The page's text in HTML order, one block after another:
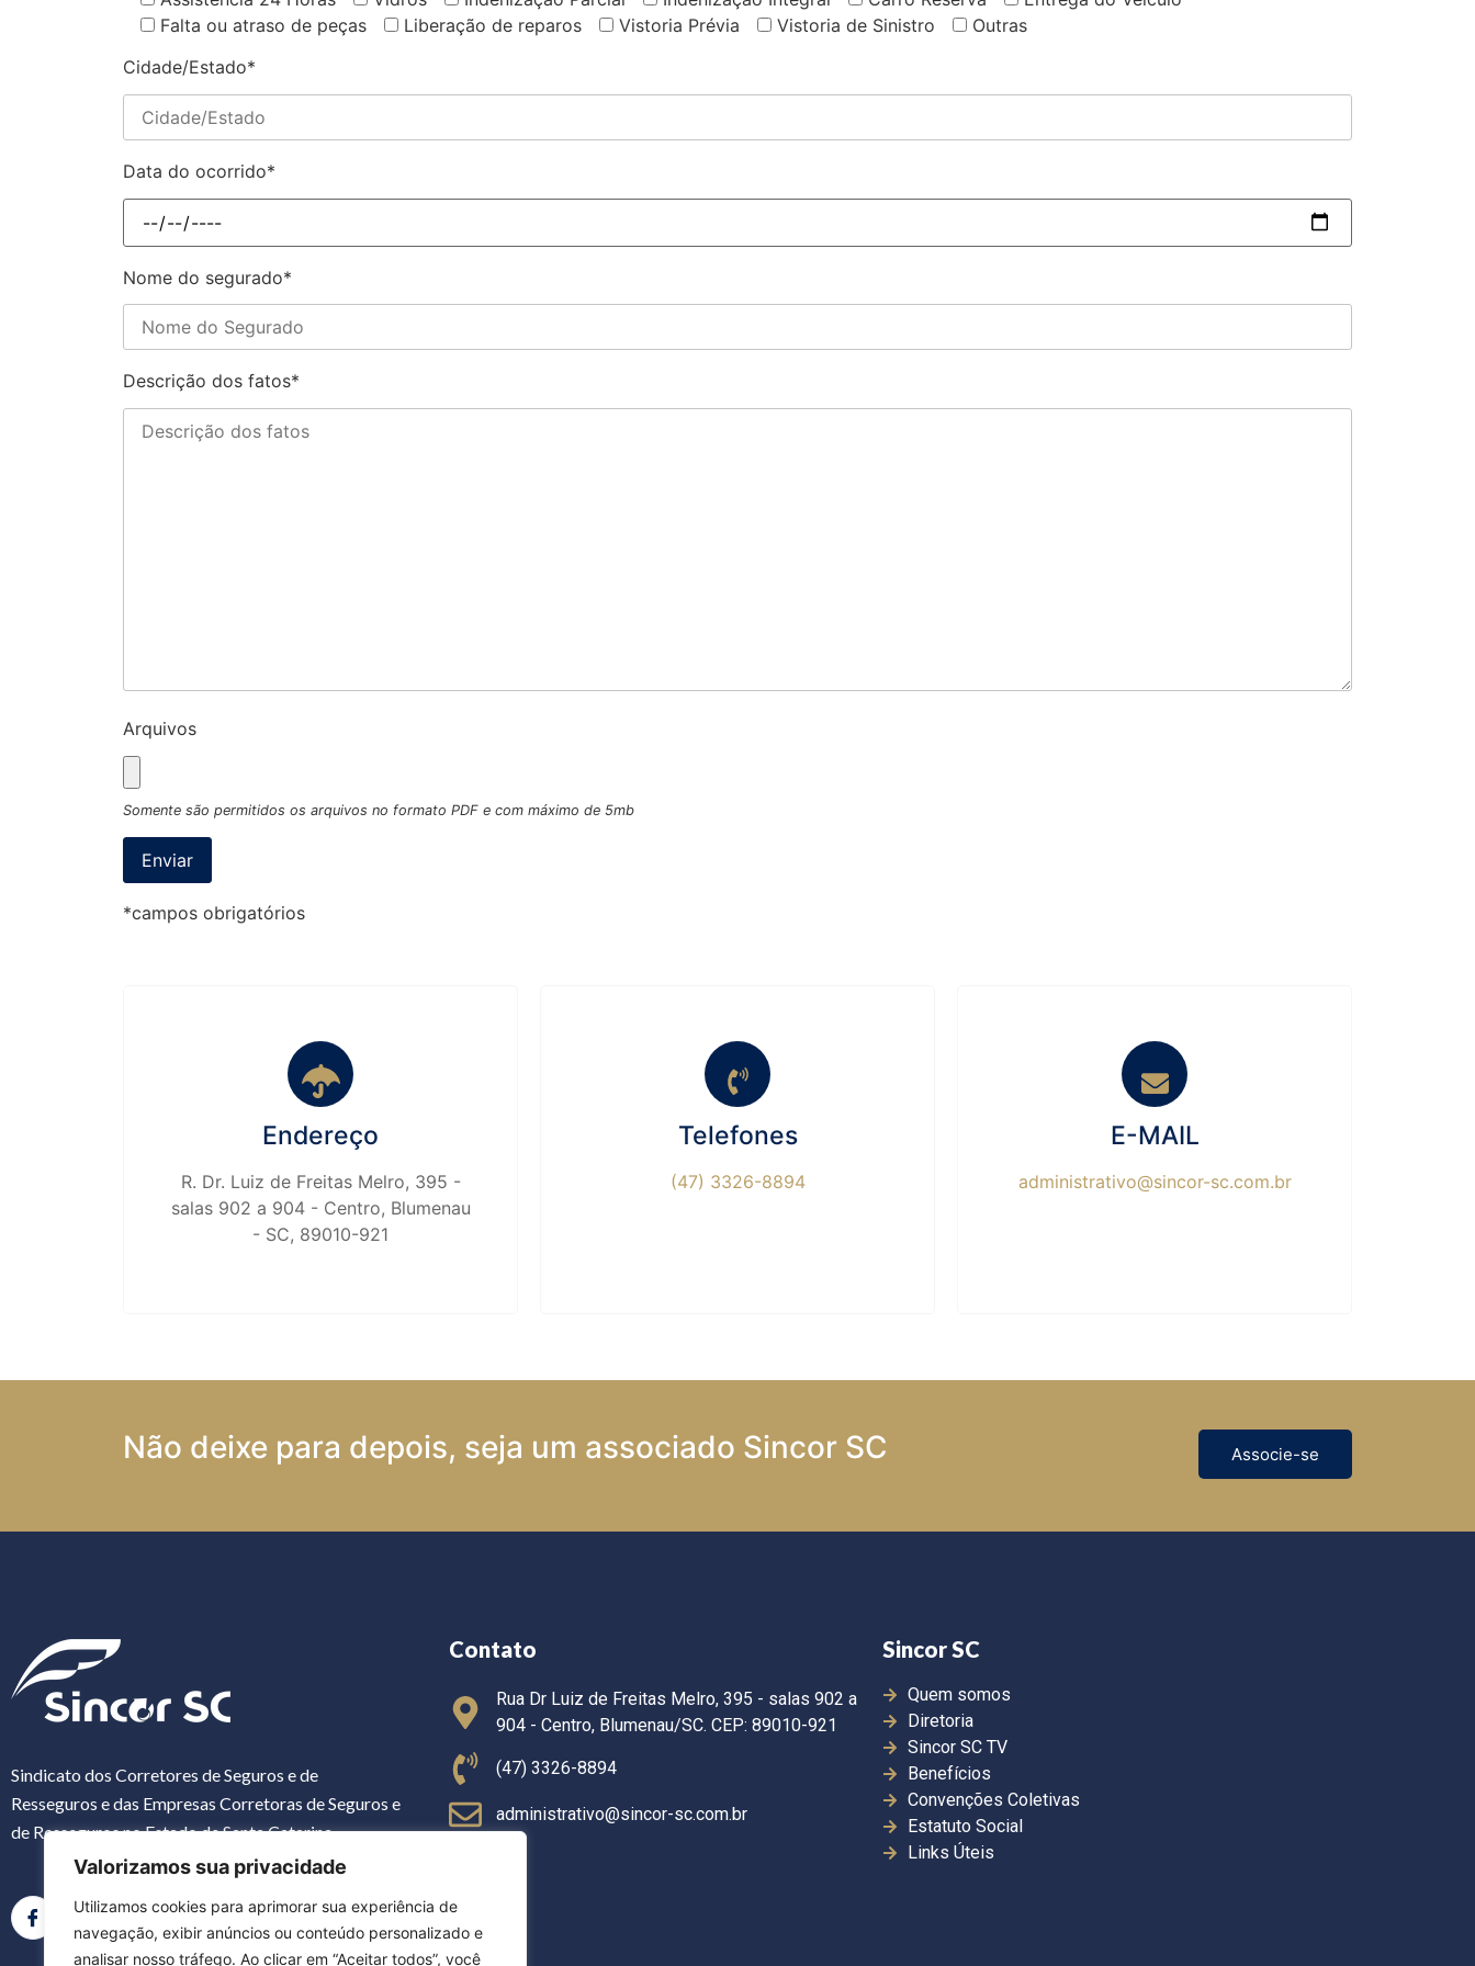
Valorizamos sua privacidade
Utilizamos cookies para aprimorar sua experiência de
navegação, exibir anúncios ou conteúdo personalizado e
analisar nosso tráfego. Ao clicar em “Aceitar todos”, você
Falta ou atraso de peças
Liberação de reparos Vistoria Prévia Vistoria de Sinistro
Outras
Cidade/Estado*
Data do ocorrido*
Nome do segurado*
Descrição dos fatos*
Arquivos
Somente são permitidos os arquivos no formato PDF e com máximo de 5mb
*campos obrigatórios
Endereço
R. Dr. Luiz de Freitas Melro, 395 -
salas 902 a 904 - Centro, Blumenau
- SC, 89010-921
Telefones
(47) 3326-8894
E-MAIL
administrativo@sincor-sc.com.br
Não deixe para depois, seja um associado Sincor SC Associe-se
Sindicato dos Corretores de Seguros e de
Resseguros e das Empresas Corretoras de Seguros e
de Resseguros no Estado de Santa Catarina
Contato
Rua Dr Luiz de Freitas Melro, 395 - salas 902 a
904 - Centro, Blumenau/SC. CEP: 89010-921
(47) 3326-8894
administrativo@sincor-sc.com.br
Sincor SC
Quem somos
Diretoria
Sincor SC TV
Benefícios
Convenções Coletivas
Estatuto Social
Links Úteis